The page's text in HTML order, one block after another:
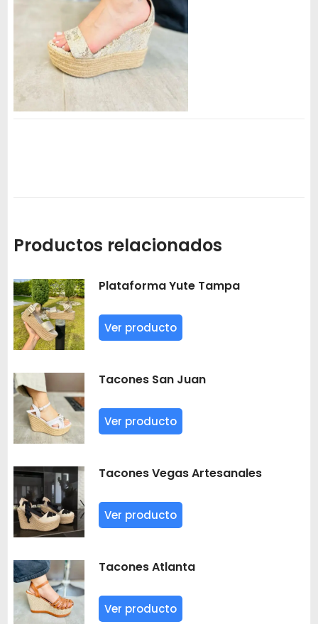
Productos relacionados
Plataforma Yute Tampa
Ver producto
Tacones San Juan
Ver producto
Tacones Vegas Artesanales
Ver producto
Tacones Atlanta
Ver producto